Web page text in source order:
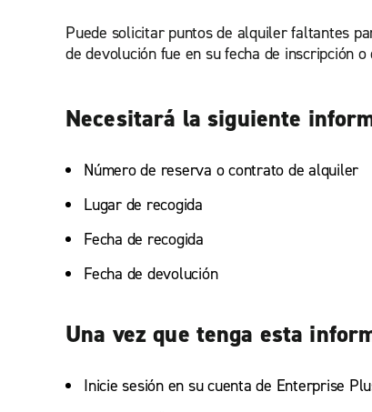
Puede solicitar puntos de alquiler faltantes
de devolución fue en su fecha de inscripción o
Necesitará la siguiente
Número de reserva o contrato de alquiler
Lugar de recogida
Fecha de recogida
Fecha de devolución
Una vez que tenga esta
Inicie sesión en su cuenta de Enterprise